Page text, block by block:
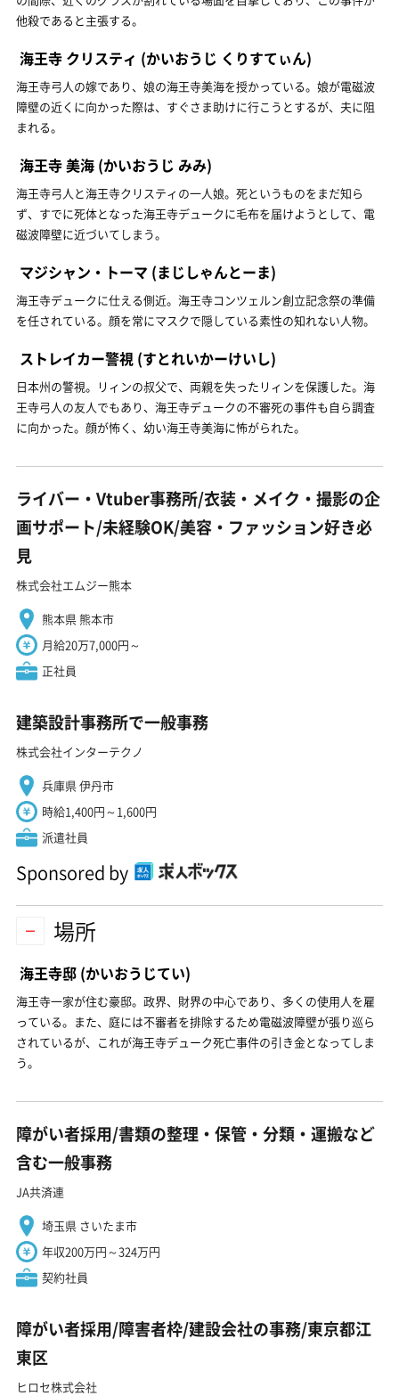
他殺であると主張する。
海王寺 クリスティ (かいおうじ くりすてぃん)
海王寺弓人の嫁であり、娘の海王寺美海を授かっている。娘が電磁波
障壁の近くに向かった際は、すぐさま助けに行こうとするが、夫に阻
まれる。
海王寺 美海 (かいおうじ みみ)
海王寺弓人と海王寺クリスティの一人娘。死というものをまだ知ら
ず、すでに死体となった海王寺デュークに毛布を届けようとして、電
磁波障壁に近づいてしまう。
マジシャン・トーマ (まじしゃんとーま)
海王寺デュークに仕える側近。海王寺コンツェルン創立記念祭の準備
を任されている。顔を常にマスクで隠している素性の知れない人物。
ストレイカー警視 (すとれいかーけいし)
日本州の警視。リィンの叔父で、両親を失ったリィンを保護した。海
王寺弓人の友人でもあり、海王寺デュークの不審死の事件も自ら調査
に向かった。顔が怖く、幼い海王寺美海に怖がられた。
ライバー・Vtuber事務所/衣装・メイク・撮影の企
画サポート/未経験OK/美容・ファッション好き必
見
株式会社エムジー熊本
熊本県 熊本市
月給20万7,000円～
正社員
建築設計事務所で一般事務
株式会社インターテクノ
兵庫県 伊丹市
時給1,400円～1,600円
派遣社員
Sponsored by
場所
海王寺邸 (かいおうじてい)
海王寺一家が住む豪邸。政界、財界の中心であり、多くの使用人を雇
っている。また、庭には不審者を排除するため電磁波障壁が張り巡ら
されているが、これが海王寺デューク死亡事件の引き金となってしま
う。
障がい者採用/書類の整理・保管・分類・運搬など
含む一般事務
JA共済連
埼玉県 さいたま市
年収200万円～324万円
契約社員
障がい者採用/障害者枠/建設会社の事務/東京都江
東区
ヒロセ株式会社